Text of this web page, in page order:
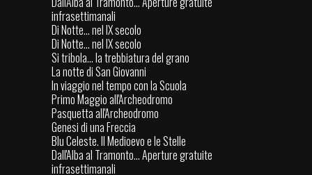
infrasettimanali
Di Notte... nel IX secolo
Di Notte... nel IX secolo
Si tribola... la trebbiatura del grano
La notte di San Giovanni
In viaggio nel tempo con la Scuola
Primo Maggio all'Archeodromo
Pasquetta all'Archeodromo
Genesi di una Freccia
Blu Celeste. Il Medioevo e le Stelle
Dall'Alba al Tramonto... Aperture gratuite
infrasettimanali